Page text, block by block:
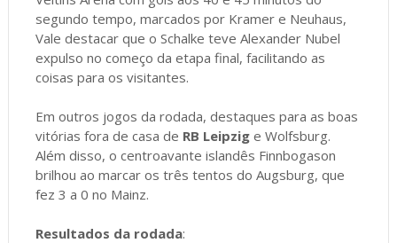
segundo tempo, marcados por Kramer e Neuhaus,
Vale destacar que o Schalke teve Alexander Nubel
expulso no começo da etapa final, facilitando as
coisas para os visitantes.
Em outros jogos da rodada, destaques para as boas
vitórias fora de casa de RB Leipzige Wolfsburg.
Além disso, o centroavante islandês Finnbogason
brilhou ao marcar os três tentos do Augsburg, que
fez 3 a 0 no Mainz.
Resultados da rodada: